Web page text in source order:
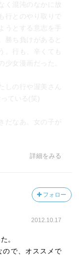
く混沌のなかに放
行とのやり取りで
うとする意志を手
勝ち負けがあると
。行も、辛くても
少女漫画だった。
の行や渥美さん
ている(笑)
なあ。女の子が
詳細をみる
フォロー
2012.10.17
。
ので、オススメで